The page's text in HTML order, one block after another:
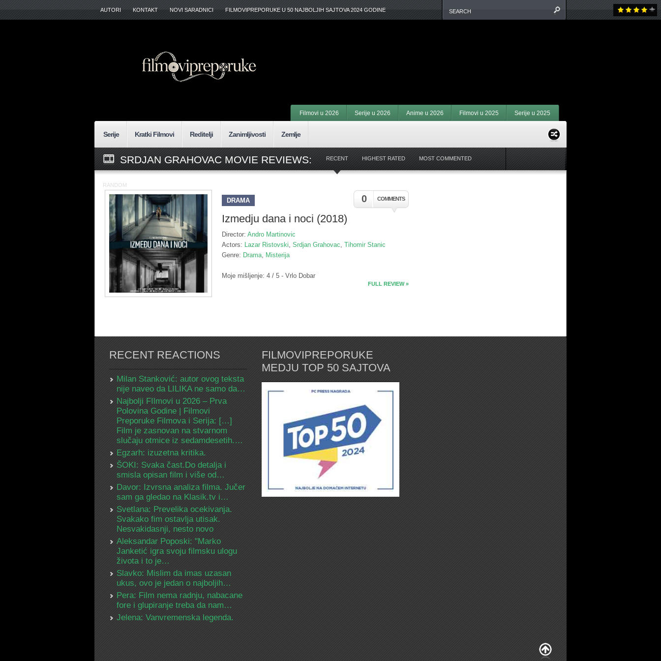
AUTORI KONTAKT NOVI SARADNICI FILMOVIPREPORUKE U 50 NAJBOLJIH SAJTOVA 2024 GODINE
Filmovi u 2026 Serije u 2026 Anime u 2026 Filmovi u 2025 Serije u 2025
Serije Kratki Filmovi Reditelji Zanimljivosti Zemlje
SRDJAN GRAHOVAC MOVIE REVIEWS: RECENT HIGHEST RATED MOST COMMENTED
RANDOM
0 COMMENTS
DRAMA
Izmedju dana i noci (2018)
Director: Andro Martinovic
Actors: Lazar Ristovski, Srdjan Grahovac, Tihomir Stanic
Genre: Drama, Misterija
Moje mišljenje: 4 / 5 - Vrlo Dobar
FULL REVIEW »
RECENT REACTIONS
Milan Stanković: autor ovog teksta
nije naveo da LILIKA ne samo da…
Najbolji FIlmovi u 2026 – Prva
Polovina Godine | Filmovi
Preporuke Filmova i Serija: […]
Film je zasnovan na stvarnom
slučaju otmice iz sedamdesetih.…
Egzarh: izuzetna kritika.
ŠOKI: Svaka čast.Do detalja i
smisla opisan film i više od…
Davor: Izvrsna analiza filma. Jučer
sam ga gledao na Klasik.tv i…
Svetlana: Prevelika ocekivanja.
Svakako fim ostavlja utisak.
Nesvakidasnji, nesto novo
Aleksandar Poposki: "Marko
Janketić igra svoju filmsku ulogu
života i to je…
Slavko: Mislim da imas uzasan
ukus, ovo je jedan o najboljih…
Pera: Film nema radnju, nabacane
fore i glupiranje treba da nam…
Jelena: Vanvremenska legenda.
FILMOVIPREPORUKE
MEDJU TOP 50 SAJTOVA